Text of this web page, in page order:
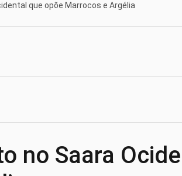
que opõe Marrocos e Argélia
no Saara